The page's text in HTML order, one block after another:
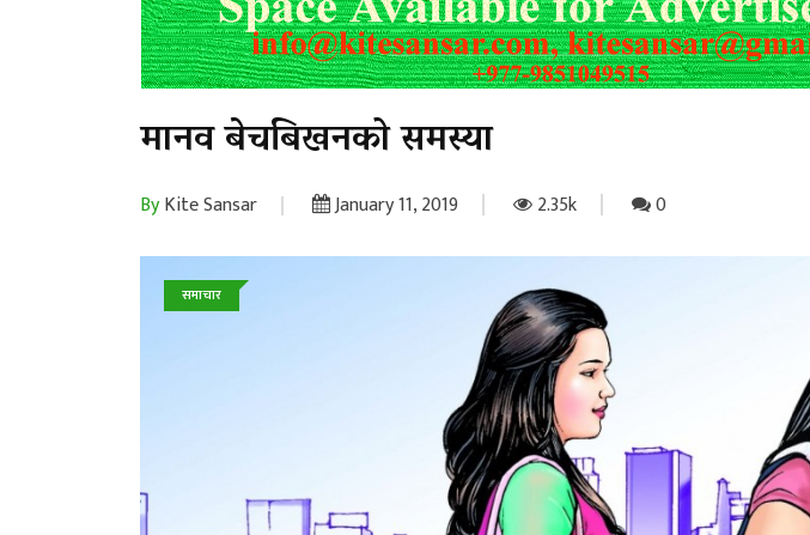
मानव बेचबिखनको समस्या
ByKite Sansar January 11, 2019 2.35k 0
समाचार